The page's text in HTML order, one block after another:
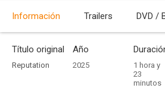
Información Trailers DVD /
Título original
Reputation
Año
2025
1 hora y
23
minutos